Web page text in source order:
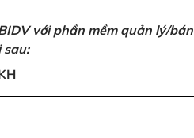
với phần mềm quản lý/bán
sau: